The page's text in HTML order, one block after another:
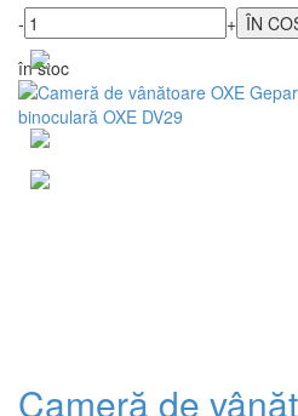
-
+
în stoc
Cameră de